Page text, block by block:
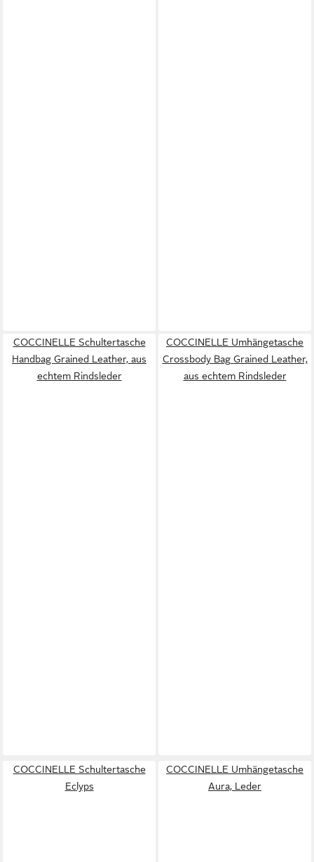
COCCINELLE Schultertasche
Handbag Grained Leather, aus
echtem Rindsleder
COCCINELLE Umhängetasche
Crossbody Bag Grained Leather,
aus echtem Rindsleder
COCCINELLE Schultertasche
Eclyps
COCCINELLE Umhängetasche
Aura, Leder